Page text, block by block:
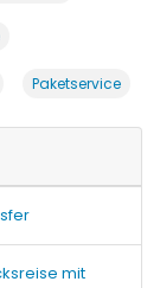
Paketservice
mit